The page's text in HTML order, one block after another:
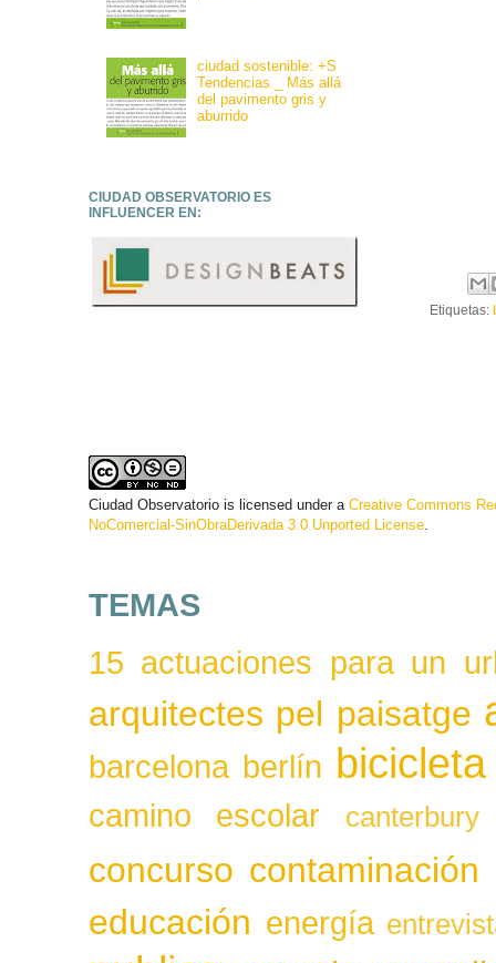
Etiquetas:
ciudad sostenible: +S
Tendencias _ Más allá
del pavimento gris y
aburrido
CIUDAD OBSERVATORIO ES
INFLUENCER EN:
Ciudad Observatorio is licensed under a Creative Commons
NoComercial-SinObraDerivada 3.0 Unported License.
TEMAS
15 actuaciones para un
arquitectes pel paisatge
barcelona berlín bicicleta
camino escolar canterbury
concurso contaminación
educación energía